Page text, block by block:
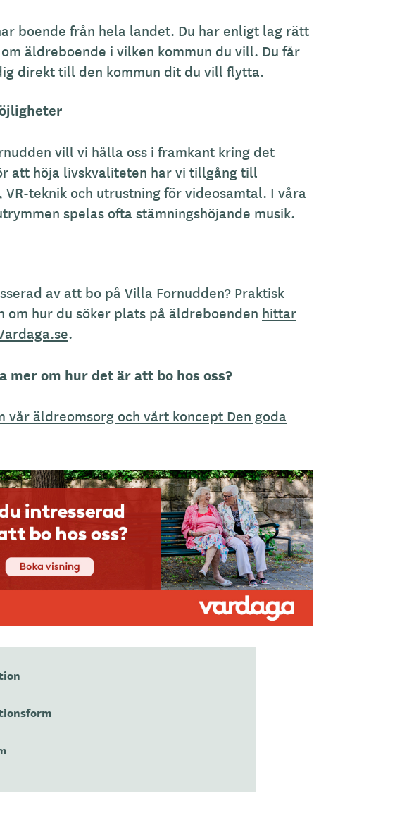
boende från hela landet. Du har enligt lag rätt
äldreboende i vilken kommun du vill. Du får
direkt till den kommun dit du vill flytta.
vill vi hålla oss i framkant kring det
att höja livskvaliteten har vi tillgång till
teknik och utrustning för videosamtal. I våra
spelas ofta stämningshöjande musik.
av att bo på Villa Fornudden? Praktisk
om hur du söker plats på äldreboenden hittar
.
mer om hur det är att bo hos oss?
vår äldreomsorg och vårt koncept Den goda